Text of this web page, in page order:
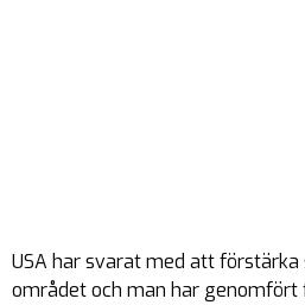
USA har svarat med att
området och man har genomfört